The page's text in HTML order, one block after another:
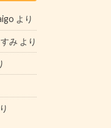
より
み より